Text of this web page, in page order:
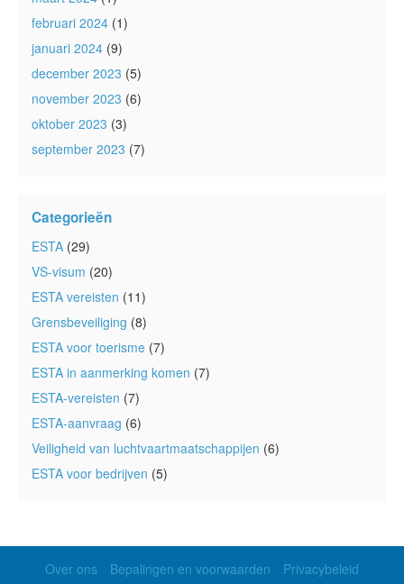
februari 2024 (1)
januari 2024 (9)
december 2023 (5)
november 2023 (6)
oktober 2023 (3)
september 2023 (7)
Categorieën
ESTA (29)
VS-visum (20)
ESTA vereisten (11)
Grensbeveiliging (8)
ESTA voor toerisme (7)
ESTA in aanmerking komen (7)
ESTA-vereisten (7)
ESTA-aanvraag (6)
Veiligheid van luchtvaartmaatschappijen (6)
ESTA voor bedrijven (5)
Over ons Bepalingen en voorwaarden Privacybeleid